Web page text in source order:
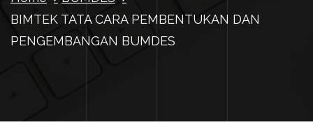
BIMTEK TATA CARA PEMBENTUKAN DAN
PENGEMBANGAN BUMDES